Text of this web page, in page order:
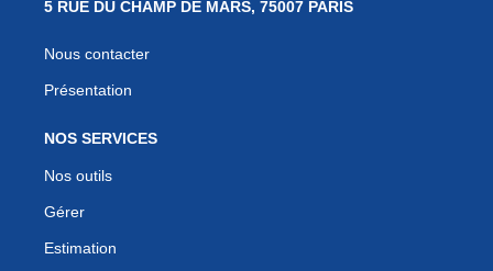
5 RUE DU CHAMP DE MARS, 75007 PARIS
Nous contacter
Présentation
NOS SERVICES
Nos outils
Gérer
Estimation